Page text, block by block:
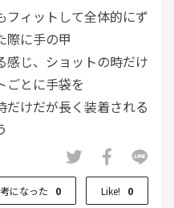
フィットして全体的にず
際に手の甲
、ショットの時だけ
ごとに手袋を
が長く装着される
めが手のひら全面に施さ
いのでは
か？
になった 0 Like! 0